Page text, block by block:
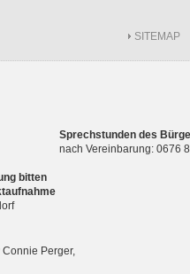
SITEMAP
bitten
Sprechstunden des
nach Vereinbarung: 0676
Perger,